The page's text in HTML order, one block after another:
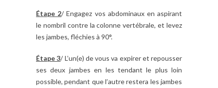
Étape 2/ Engagez vos abdominaux en aspirant
le nombril contre la colonne vertébrale, et levez
les jambes, fléchies à 90°.
Étape 3/ L’un(e) de vous va expirer et repousser
ses deux jambes en les tendant le plus loin
possible, pendant que l’autre restera les jambes